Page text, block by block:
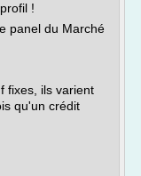
!
panel du Marché
fixes, ils varient
qu'un crédit